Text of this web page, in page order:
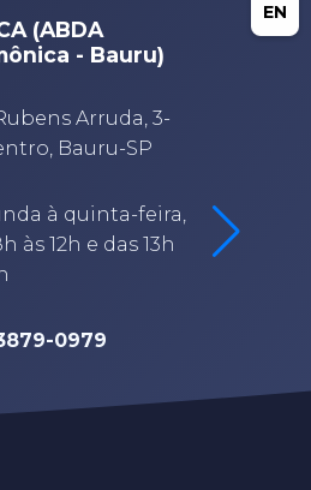
EN
(ABDA
- Bauru)
Arruda, 3-
Bauru-SP
à quinta-feira,
às 12h e das 13h
0979